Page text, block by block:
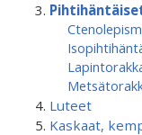
Luteet
Kaskaat,